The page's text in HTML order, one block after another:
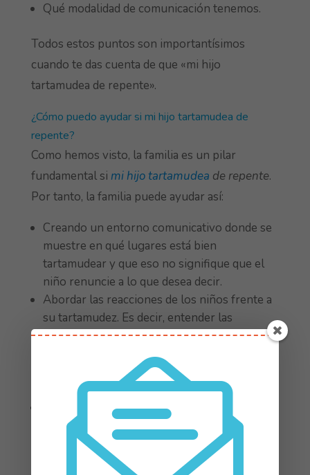
Qué modalidad de comunicación tenemos.
Todos estos puntos son importantísimos
cuando te das cuenta de que «mi hijo
tartamudea de repente».
¿Cómo puedo ayudar si mi hijo tartamudea de
repente?
Como hemos visto, la familia es un pilar
fundamental si mi hijo tartamudea de repente.
Por tanto, la familia puede ayudar así:
Creando un entorno comunicativo donde se
muestre en qué lugares está bien
tartamudear y que eso no signifique que el
niño renuncie a lo que desea decir.
Abordar las reacciones de los niños frente a
su tartamudez. Es decir, entender las
emociones con las de tu hija o de tu hijo. El
objetivo de esto es ayudarles a tener una
actitud positiva, amable, mientras mejoran su
fluidez.
Conversar cara a cara, mirándonos a los ojos.
En ocasiones tendemos a apartar la vista
cuando estamos ante una persona que
tartamudea. Nos agobia. Debemos evitarlo y